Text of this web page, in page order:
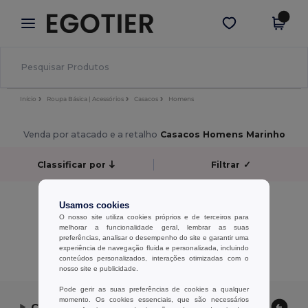
× App Egotier
Melhores preços na app!
Obter app
Início Roupa Básica | Acessórios Casacos Homens
Venda por atacado e a retalho Casacos Homens Marinho
Classificar por Filtrar ✓
Sem resultados.
Sem resultados.
Exibindo Todos Os Produtos.
Usamos cookies
O nosso site utiliza cookies próprios e de terceiros para
melhorar a funcionalidade geral, lembrar as suas
preferências, analisar o desempenho do site e garantir uma
experiência de navegação fluida e personalizada, incluindo
conteúdos personalizados, interações otimizadas com o
nosso site e publicidade.
Pode gerir as suas preferências de cookies a qualquer
momento. Os cookies essenciais, que são necessários